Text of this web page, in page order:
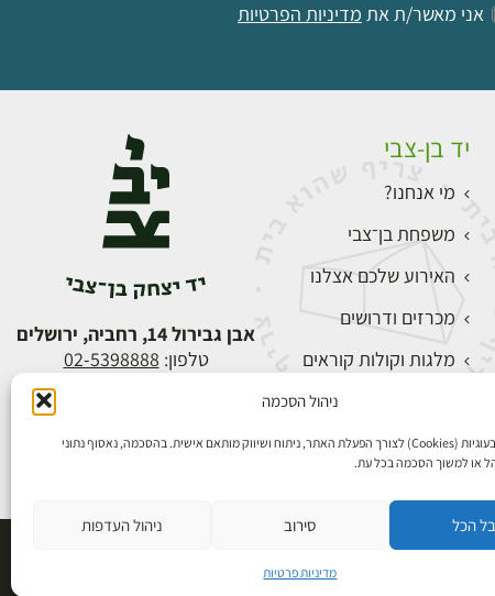
ניהול הסכמה
אנו משתמשים בעוגיות (Cookies) לצורך הפעלת האתר, ניתוח ושיווק מותאם אישית. בהסכמה, נאסוף נתוני
או למשוך הסכמה בכל עת.
הכל סירוב ניהול העדפות
מדיניות פרטיות
אני מאשר/ת את מדיניות הפרטיות
יד בן-צבי
מי אנחנו?
משפחת בן־צבי
האירוע שלכם אצלנו
מכרזים ודרושים
מלגות וקולות קוראים
התחברות
אבן גבירול 14, רחביה, ירושלים
טלפון: 02-5398888